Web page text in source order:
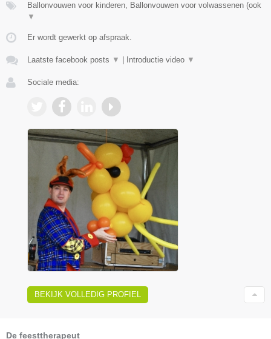
Ballonvouwen voor kinderen, Ballonvouwen voor volwassenen (ook
▼
Er wordt gewerkt op afspraak.
Laatste facebook posts ▼ Introductie video ▼
Sociale media:
BEKIJK VOLLEDIG PROFIEL
De feesttherapeut